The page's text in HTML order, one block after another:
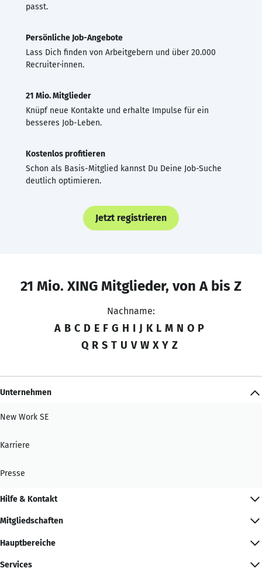
passt.
Persönliche Job-Angebote
Lass Dich finden von Arbeitgebern und über 20.000
Recruiter·innen.
21 Mio. Mitglieder
Knüpf neue Kontakte und erhalte Impulse für ein
besseres Job-Leben.
Kostenlos profitieren
Schon als Basis-Mitglied kannst Du Deine Job-Suche
deutlich optimieren.
Jetzt registrieren
21 Mio. XING Mitglieder, von A bis Z
Nachname:
A B C D E F G H I J K L M N O P
Q R S T U V W X Y Z
Unternehmen
New Work SE
Karriere
Presse
Hilfe & Kontakt
Mitgliedschaften
Hauptbereiche
Services